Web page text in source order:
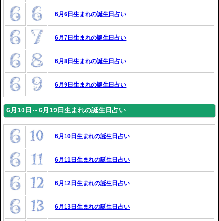
6月6日生まれの誕生日占い
6月7日生まれの誕生日占い
6月8日生まれの誕生日占い
6月9日生まれの誕生日占い
6月10日～6月19日生まれの誕生日占い
6月10日生まれの誕生日占い
6月11日生まれの誕生日占い
6月12日生まれの誕生日占い
6月13日生まれの誕生日占い